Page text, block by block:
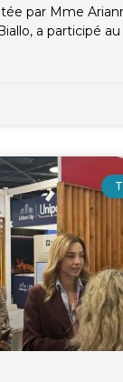
par Mme
a participé